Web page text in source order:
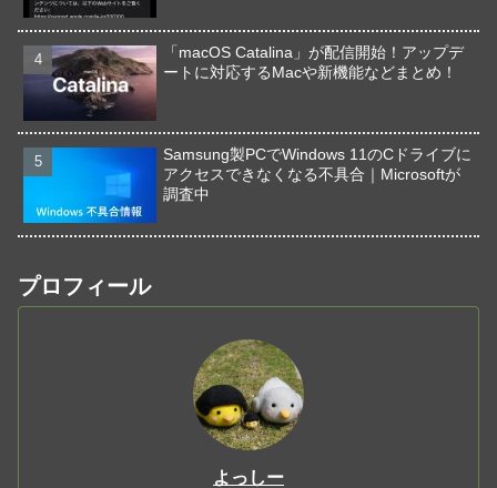
「macOS Catalina」が配信開始！アップデ
ートに対応するMacや新機能などまとめ！
Samsung製PCでWindows 11のCドライブに
アクセスできなくなる不具合｜Microsoftが
調査中
プロフィール
よっしー